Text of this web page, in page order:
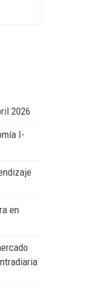
2026
I-
en